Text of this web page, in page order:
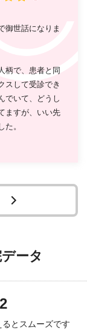
御世話になりま
柄で、患者と同
スして受診でき
でいて、どうし
ますが、いい先
。
ータ
とスムーズです